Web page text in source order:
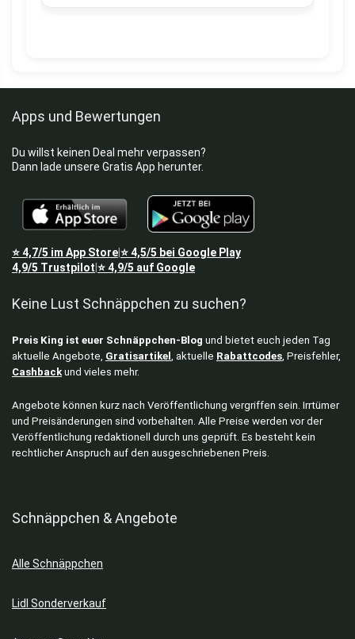
Apps und Bewertungen
Du willst keinen Deal mehr verpassen?
Dann lade unsere Gratis App herunter.
⭐4,7/5 im App Store⭐4,5/5 bei Google Play
4,9/5 Trustpilot ⭐4,9/5 auf Google
Keine Lust Schnäppchen zu suchen?
Preis King ist euer Schnäppchen-Blog und bietet euch jeden Tag
aktuelle Angebote, Gratisartikel , aktuelle Rabattcodes , Preisfehler,
Cashback und vieles mehr.
Angebote können kurz nach Veröffentlichung vergriffen sein. Irrtümer
und Preisänderungen sind vorbehalten. Alle Preise werden vor der
Veröffentlichung redaktionell durch uns geprüft. Es besteht kein
rechtlicher Anspruch auf den ausgeschriebenen Preis.
Schnäppchen & Angebote
Alle Schnäppchen
Lidl Sonderverkauf